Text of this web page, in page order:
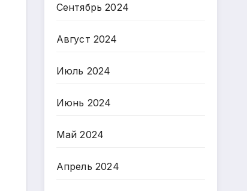
Сентябрь 2024
Август 2024
Июль 2024
Июнь 2024
Май 2024
Апрель 2024